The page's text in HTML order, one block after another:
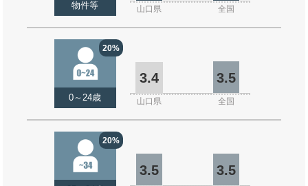
物件等 山口県 全国
20%
0～24歳
3.4 3.5
山口県 全国
20%
3.5 3.5